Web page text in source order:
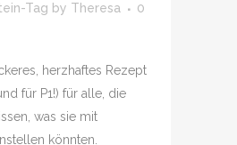
Tag by Theresa
0
herzhaftes Rezept
für P1!) für alle, die
was sie mit
könnten.